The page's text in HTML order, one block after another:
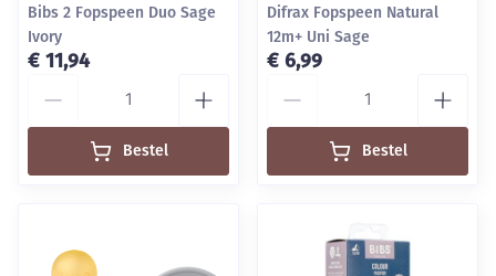
Bibs 2 Fopspeen Duo Sage
Ivory
€ 11,94
Bestel
Difrax Fopspeen Natural
12m+ Uni Sage
€ 6,99
Bestel